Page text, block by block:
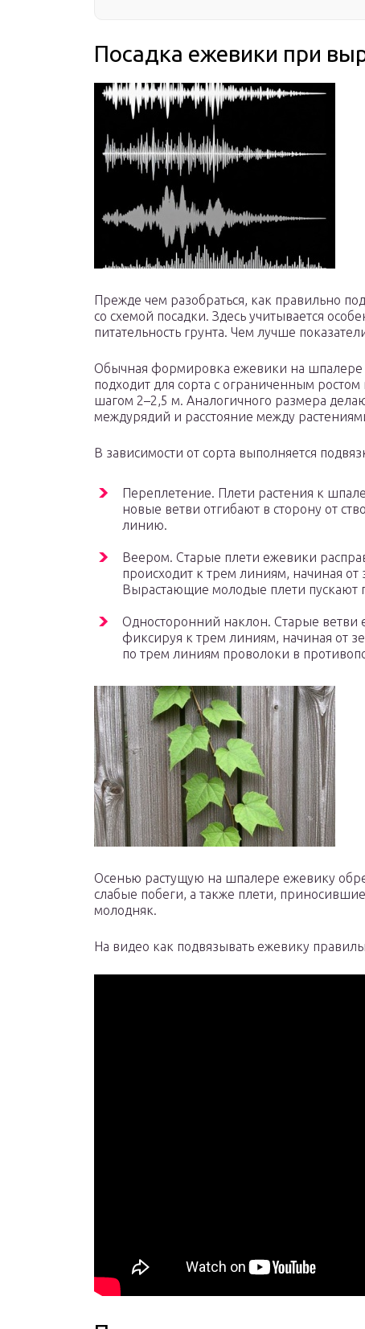
Посадка ежевики при
Прежде чем разобраться, как правильно
со схемой посадки. Здесь учитывается
питательность грунта. Чем лучше
Обычная формировка ежевики на шпалере
подходит для сорта с ограниченным
шагом 2–2,5 м. Аналогичного размера
междурядий и расстояние между
В зависимости от сорта выполняется
Переплетение. Плети растения к
новые ветви отгибают в сторону от
линию.
Веером. Старые плети ежевики
происходит к трем линиям, начиная от
Вырастающие молодые плети пускают
Односторонний наклон. Старые ветви
фиксируя к трем линиям, начиная от
по трем линиям проволоки в
Осенью растущую на шпалере ежевику
слабые побеги, а также плети,
молодняк.
На видео как подвязывать ежевику